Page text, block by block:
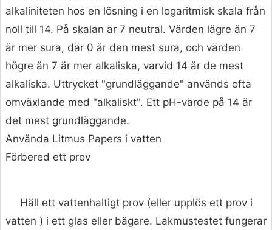
alkaliniteten hos en lösning i en logaritmisk skala från
noll till 14. På skalan är 7 neutral. Värden lägre än 7
är mer sura, där 0 är den mest sura, och värden
högre än 7 är mer alkaliska, varvid 14 är de mest
alkaliska. Uttrycket "grundläggande" används ofta
omväxlande med "alkaliskt". Ett pH-värde på 14 är
det mest grundläggande.
Använda Litmus Papers i vatten
Förbered ett prov
Häll ett vattenhaltigt prov (eller upplös ett prov i
vatten ) i ett glas eller bägare. Lakmustestet fungerar